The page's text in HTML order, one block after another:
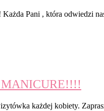
Pani , która odwiedzi
MANICURE!!!!
każdej kobiety.